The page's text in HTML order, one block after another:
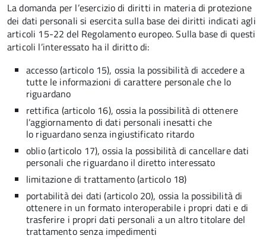
La domanda per l’esercizio di diritti in materia di protezione
dei dati personali si esercita sulla base dei diritti indicati agli
articoli 15-22 del Regolamento europeo. Sulla base di questi
articoli l’interessato ha il diritto di:
accesso (articolo 15), ossia la possibilità di accedere a
tutte le informazioni di carattere personale che lo
riguardano
rettifica (articolo 16), ossia la possibilità di ottenere
l’aggiornamento di dati personali inesatti che
lo riguardano senza ingiustificato ritardo
oblio (articolo 17), ossia la possibilità di cancellare dati
personali che riguardano il diretto interessato
limitazione di trattamento (articolo 18)
portabilità dei dati (articolo 20), ossia la possibilità di
ottenere in un formato interoperabile i propri dati e di
trasferire i propri dati personali a un altro titolare del
trattamento senza impedimenti